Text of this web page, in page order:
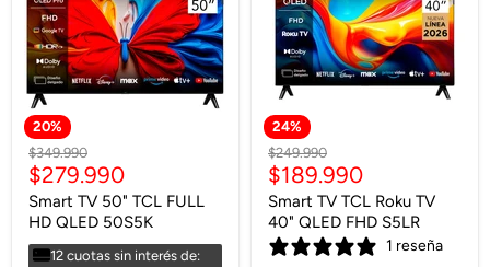
20%
Precio
original
$349.990
Precio
actual
$279.990
Smart TV 50" TCL FULL
HD QLED 50S5K
12 cuotas sin interés de:
24%
Precio
original
$249.990
Precio
actual
$189.990
Smart TV TCL Roku TV
40" QLED FHD S5LR
1 reseña